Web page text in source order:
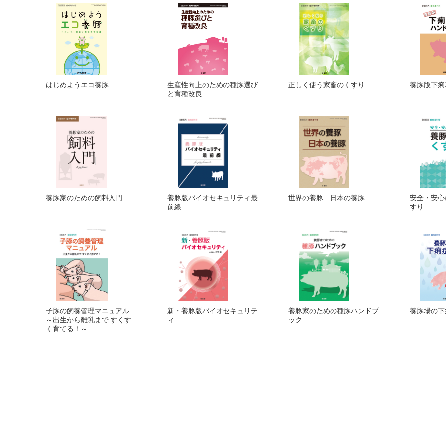
はじめようエコ養豚
生産性向上のための種豚選び
と育種改良
正しく使う家畜のくすり 養豚版下
養豚家のための飼料入門
養豚版バイオセキュリティ最
前線
世界の養豚 日本の養豚
安全・安
すり
子豚の飼養管理マニュアル
～出生から離乳まで すくす
く育てる！～
新・養豚版バイオセキュリテ
ィ
養豚家のための種豚ハンドブ
ック
養豚場の